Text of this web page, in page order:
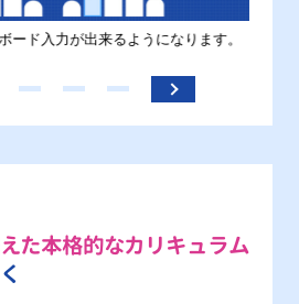
ード入力が出来るようになります。
た本格的なカリキュラム